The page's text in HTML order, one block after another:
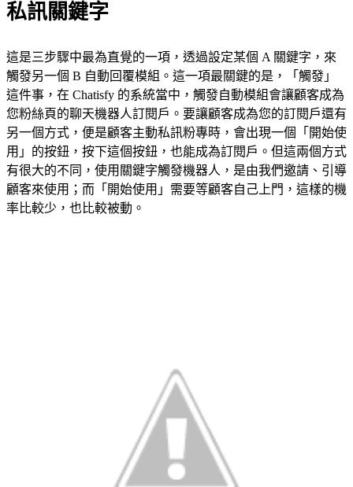
私訊關鍵字
這是三步驟中最為直覺的一項，透過設定某個 A 關鍵字，來
觸發另一個 B 自動回覆模組。這一項最關鍵的是，「觸發」
這件事，在 Chatisfy 的系統當中，觸發自動模組會讓顧客成為
您粉絲頁的聊天機器人訂閱戶。要讓顧客成為您的訂閱戶還有
另一個方式，便是顧客主動私訊粉專時，會出現一個「開始使
用」的按鈕，按下這個按鈕，也能成為訂閱戶。但這兩個方式
有很大的不同，使用關鍵字觸發機器人，是由我們邀請、引導
顧客來使用；而「開始使用」需要等顧客自己上門，這樣的機
率比較少，也比較被動。